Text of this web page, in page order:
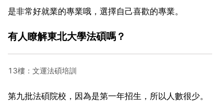
是非常好就業的專業哦，選擇自己喜歡的專業。
有人瞭解東北大學法碩嗎？
13樓：文運法碩培訓
第九批法碩院校，因為是第一年招生，所以人數很少。